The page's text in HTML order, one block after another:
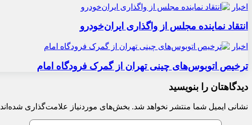
اخبار
انتقاد نماینده مجلس از واگذاری ایران‌خودرو
اخبار
ترخیص اتوبوس‌های چینی تهران از گمرک فرودگاه امام
دیدگاهتان را بنویسید
نشانی ایمیل شما منتشر نخواهد شد. بخش‌های موردنیاز علامت‌گذاری شده‌اند